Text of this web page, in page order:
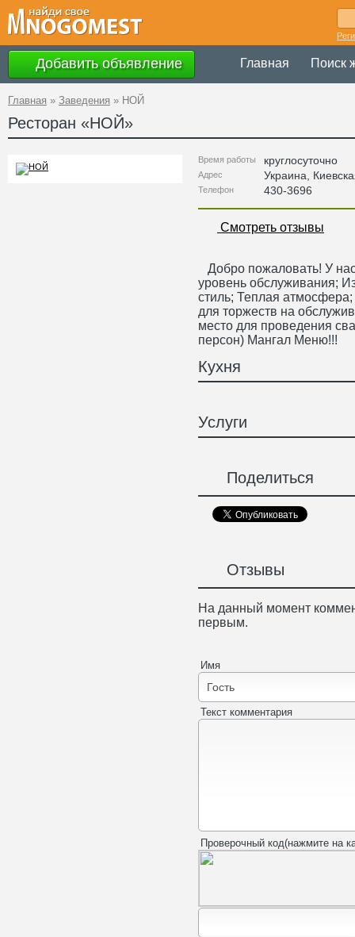
Добавить объявление Главная Поиск
Главная » Заведения » НОЙ
Ресторан «НОЙ»
Время работы круглосуточно
Адрес Украина
Телефон 430-3696
Смотреть отзывы
Добро пожаловать! У
уровень обслуживания;
стиль; Теплая
для торжеств на
место для проведения
персон) Мангал Меню!!!
Кухня
Услуги
Поделиться
Отзывы
На данный момент
первым.
Имя
Текст комментария
Проверочный код(нажмите на